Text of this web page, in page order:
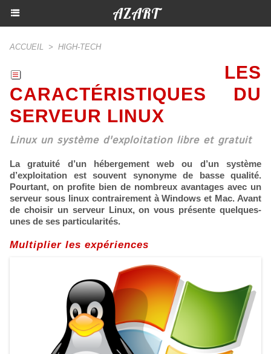
AZART
ACCUEIL > HIGH-TECH
LES
CARACTÉRISTIQUES DU
SERVEUR LINUX
Linux un système d'exploitation libre et gratuit
La gratuité d’un hébergement web ou d’un système
d’exploitation est souvent synonyme de basse qualité.
Pourtant, on profite bien de nombreux avantages avec un
serveur sous linux contrairement à Windows et Mac. Avant
de choisir un serveur Linux, on vous présente quelques-
unes de ses particularités.
Multiplier les expériences